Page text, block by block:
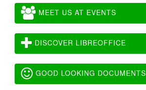
MEET US AT EVENTS
DISCOVER LIBREOFFICE
GOOD LOOKING DOCUMENTS